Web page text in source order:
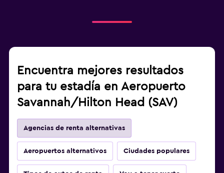
Encuentra mejores resultados
para tu estadía en Aeropuerto
Savannah/Hilton Head (SAV)
Agencias de renta alternativas
Aeropuertos alternativos Ciudades populares